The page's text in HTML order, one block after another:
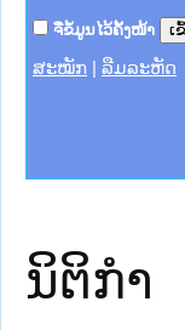
ຈື່ຂໍ້ມູນໄວ້ຄັ້ງໜ້າ
ສະໝັກ ລືມລະຫັດ
ຊາຊົນ ພາກເໜືອ
ການ
ກາງ
ກໃຕ້
ນຕຳຫຼວດປະຊາ
ສັນຕິບານປະຊາ
ກເໜືອ
ຊາຊົນ ພາກກາງ
ນິຕິກໍາ